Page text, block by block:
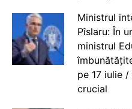
Ministrul
Pîslaru: În
ministrul
pe 17 iulie
crucial